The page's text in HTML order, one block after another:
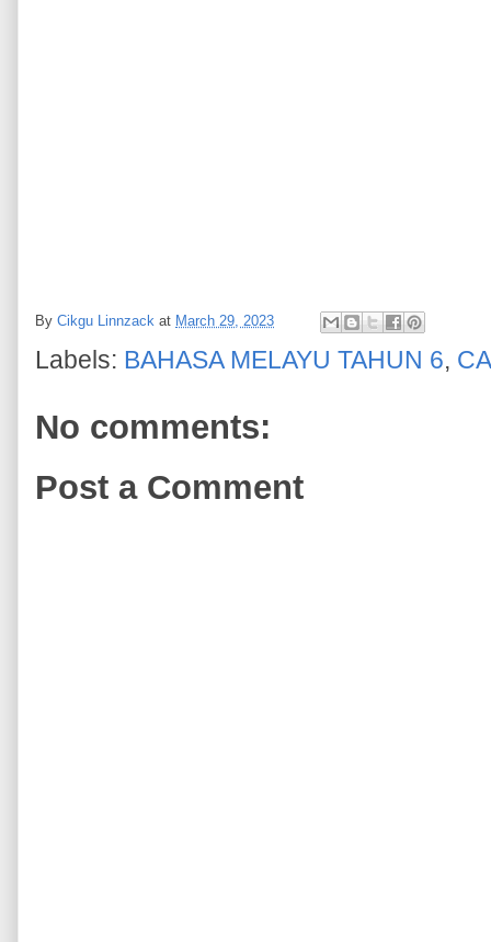
By Cikgu Linnzack at March 29, 2023
Labels: BAHASA MELAYU TAHUN 6,
No comments:
Post a Comment